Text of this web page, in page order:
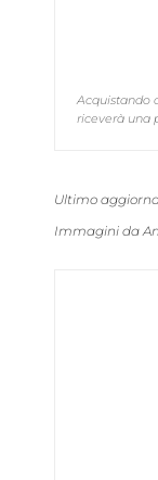
Acquistando
riceverà una
Ultimo
Immagini da